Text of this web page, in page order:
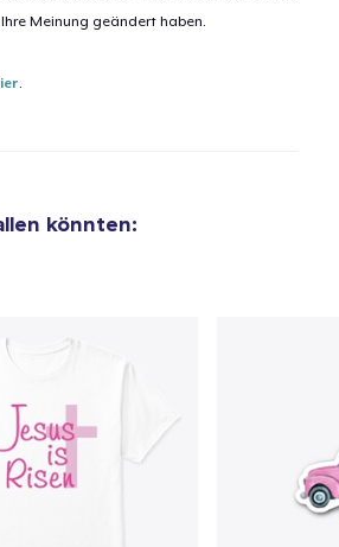
Meinung geändert haben.
könnten:
Classic Pullover Hoodie
3600 | Premium Ring-Spun Cotton T-Shirt